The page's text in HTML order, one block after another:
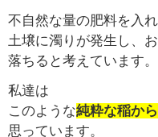
不自然な量の肥料を入
土壌に濁りが発生し、
落ちると考えています。
私達は
このような純粋な稲か
思っています。